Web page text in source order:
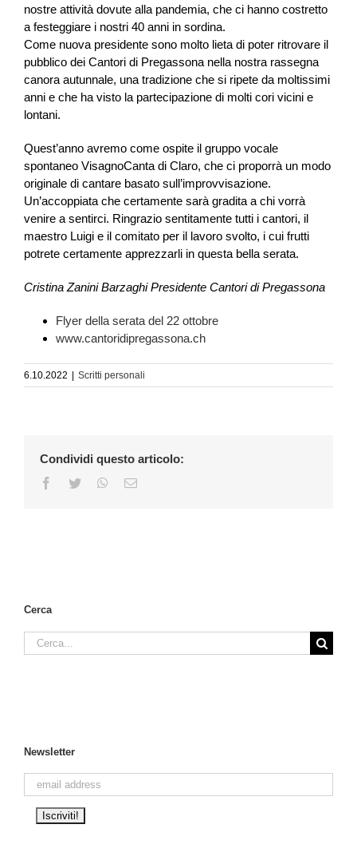
nostre attività dovute alla pandemia, che ci hanno costretto
a festeggiare i nostri 40 anni in sordina.
Come nuova presidente sono molto lieta di poter ritrovare il
pubblico dei Cantori di Pregassona nella nostra rassegna
canora autunnale, una tradizione che si ripete da moltissimi
anni e che ha visto la partecipazione di molti cori vicini e
lontani.
Quest’anno avremo come ospite il gruppo vocale
spontaneo VisagnoCanta di Claro, che ci proporrà un modo
originale di cantare basato sull’improvvisazione.
Un’accoppiata che certamente sarà gradita a chi vorrà
venire a sentirci. Ringrazio sentitamente tutti i cantori, il
maestro Luigi e il comitato per il lavoro svolto, i cui frutti
potrete certamente apprezzarli in questa bella serata.
Cristina Zanini Barzaghi Presidente Cantori di Pregassona
Flyer della serata del 22 ottobre
www.cantoridipregassona.ch
6.10.2022 Scritti personali
Condividi questo articolo:
Facebook
Twitter WhatsApp
Email
Cerca
Cerca
per:
Newsletter